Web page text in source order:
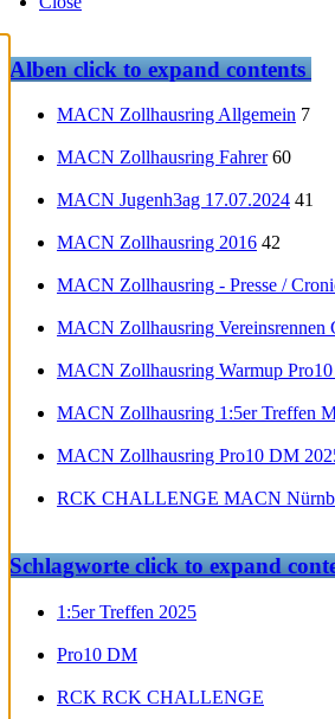
Albenclick to expand contents
MACN Zollhausring Allgemein 7
MACN Zollhausring Fahrer 60
MACN Jugenh3ag 17.07.2024 41
MACN Zollhausring 2016 42
MACN Zollhausring - Presse /
MACN Zollhausring Vereinsrennen
MACN Zollhausring Warmup
MACN Zollhausring 1:5er Treffen
MACN Zollhausring Pro10 DM
RCK CHALLENGE MACN
Schlagworteclick to expand
1:5er Treffen 2025
Pro10 DM
RCK RCK CHALLENGE